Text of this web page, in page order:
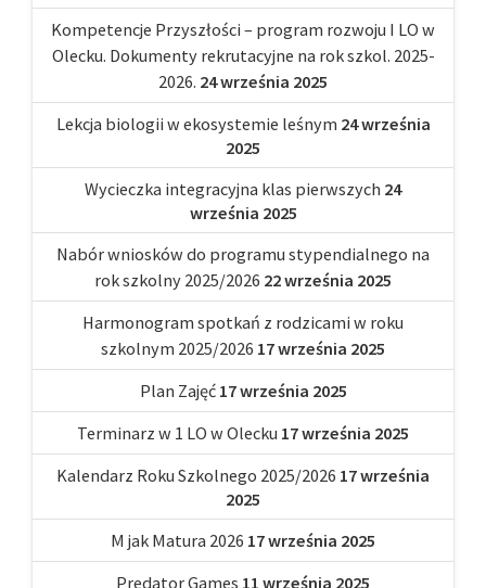
Kompetencje Przyszłości – program rozwoju I LO w
Olecku. Dokumenty rekrutacyjne na rok szkol. 2025-
2026. 24 września 2025
Lekcja biologii w ekosystemie leśnym 24 września
2025
Wycieczka integracyjna klas pierwszych 24
września 2025
Nabór wniosków do programu stypendialnego na
rok szkolny 2025/2026 22 września 2025
Harmonogram spotkań z rodzicami w roku
szkolnym 2025/2026 17 września 2025
Plan Zajęć 17 września 2025
Terminarz w 1 LO w Olecku 17 września 2025
Kalendarz Roku Szkolnego 2025/2026 17 września
2025
M jak Matura 2026 17 września 2025
Predator Games 11 września 2025